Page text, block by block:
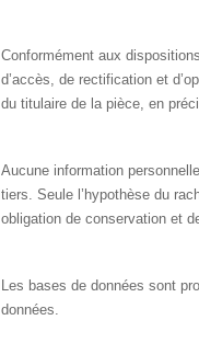
Conformément aux
d’accès, de rectification et
du titulaire de la pièce, en
Aucune information
tiers. Seule l’hypothèse du
obligation de conservation et
Les bases de données sont
données.